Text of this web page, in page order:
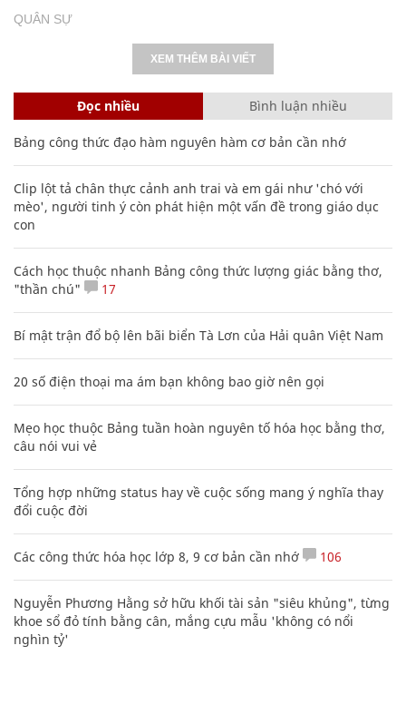
QUÂN SỰ
XEM THÊM BÀI VIẾT
Đọc nhiều Bình luận nhiều
Bảng công thức đạo hàm nguyên hàm cơ bản cần nhớ
Clip lột tả chân thực cảnh anh trai và em gái như 'chó với
mèo', người tinh ý còn phát hiện một vấn đề trong giáo dục
con
Cách học thuộc nhanh Bảng công thức lượng giác bằng thơ,
"thần chú"
17
Bí mật trận đổ bộ lên bãi biển Tà Lơn của Hải quân Việt Nam
20 số điện thoại ma ám bạn không bao giờ nên gọi
Mẹo học thuộc Bảng tuần hoàn nguyên tố hóa học bằng thơ,
câu nói vui vẻ
Tổng hợp những status hay về cuộc sống mang ý nghĩa thay
đổi cuộc đời
Các công thức hóa học lớp 8, 9 cơ bản cần nhớ 106
Nguyễn Phương Hằng sở hữu khối tài sản "siêu khủng", từng
khoe sổ đỏ tính bằng cân, mắng cựu mẫu 'không có nổi
nghìn tỷ'